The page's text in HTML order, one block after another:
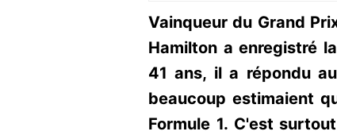
Vainqueur du Grand
Hamilton a enregistré
41 ans, il a répondu
beaucoup estimaient
Formule 1. C'est